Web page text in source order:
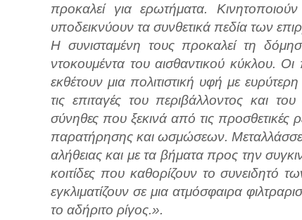
προκαλεί για ερωτήματα.
υποδεικνύουν τα συνθετικά πεδία των
Η συνισταμένη τους προκαλεί τη
ντοκουμέντα του αισθαντικού κύκλου. Οι
εκθέτουν μια πολιτιστική υφή με
τις επιταγές του περιβάλλοντος και
σύνηθες που ξεκινά από τις προσθετικές
παρατήρησης και ωσμώσεων.
αλήθειας και με τα βήματα προς την
κοιτίδες που καθορίζουν το συνειδητό
εγκλιματίζουν σε μια ατμόσφαιρα
το αδήριτο ρίγος.».